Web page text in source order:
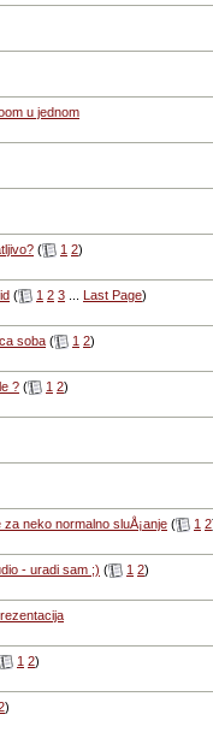
u jednom
( 1 2)
( 1 2 3 Last Page)
soba ( 1 2)
? ( 1 2)
neko normalno sluÅ¡anje ( 1 2
- uradi sam ;) ( 1 2)
1 2)
)